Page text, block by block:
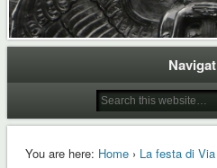
You are here: Home› La festa di